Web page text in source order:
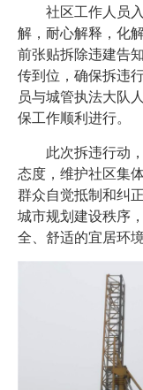
社区工作人员入
解，耐心解释，化
前张贴拆除违建告
传到位，确保拆违
员与城管执法大队
保工作顺利进行。
此次拆违行动，
态度，维护社区集
群众自觉抵制和纠
城市规划建设秩序
全、舒适的宜居环境